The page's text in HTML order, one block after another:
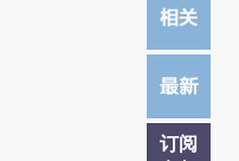
订阅